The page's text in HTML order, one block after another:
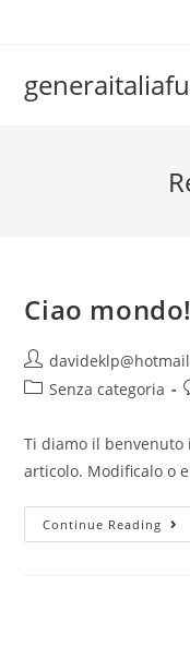
Ciao mondo!
Post
author:
PostSenza categoria
Ti diamo il benvenuto
articolo. Modificalo o
Continue Reading Ciao